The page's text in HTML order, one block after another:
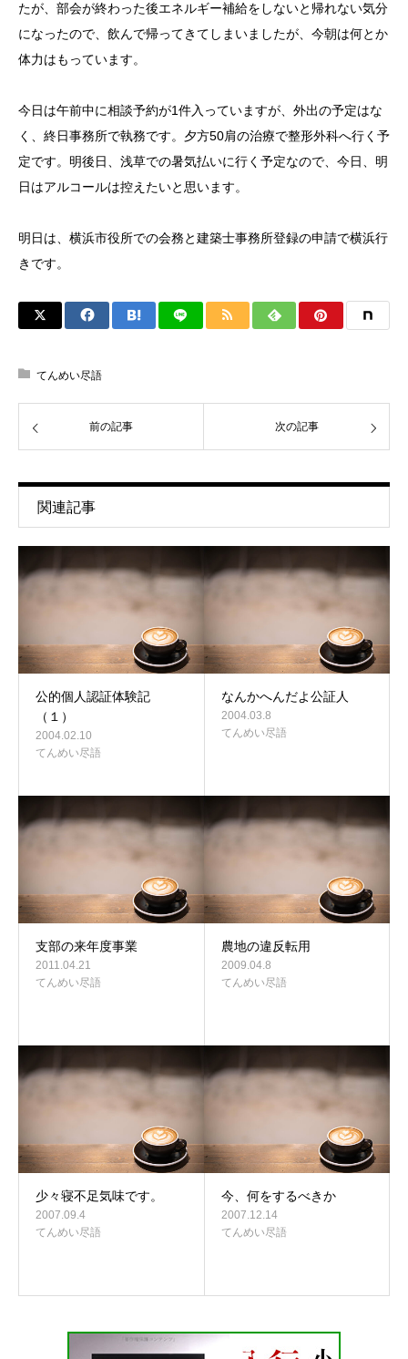
たが、部会が終わった後エネルギー補給をしないと帰れない気分
になったので、飲んで帰ってきてしまいましたが、今朝は何とか
体力はもっています。
今日は午前中に相談予約が1件入っていますが、外出の予定はな
く、終日事務所で執務です。夕方50肩の治療で整形外科へ行く予
定です。明後日、浅草での暑気払いに行く予定なので、今日、明
日はアルコールは控えたいと思います。
明日は、横浜市役所での会務と建築士事務所登録の申請で横浜行
きです。
てんめい尽語
前の記事 次の記事
関連記事
公的個人認証体験記
（１）
2004.02.10
てんめい尽語
なんかへんだよ公証人
2004.03.8
てんめい尽語
支部の来年度事業
2011.04.21
てんめい尽語
農地の違反転用
2009.04.8
てんめい尽語
少々寝不足気味です。
2007.09.4
てんめい尽語
今、何をするべきか
2007.12.14
てんめい尽語